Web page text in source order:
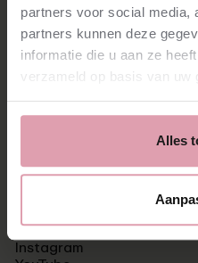
partners voor social media,
partners kunnen deze
informatie die u aan ze
verzameld op basis van uw
Alles
subscribe⮫
News
Facebook
Instagram